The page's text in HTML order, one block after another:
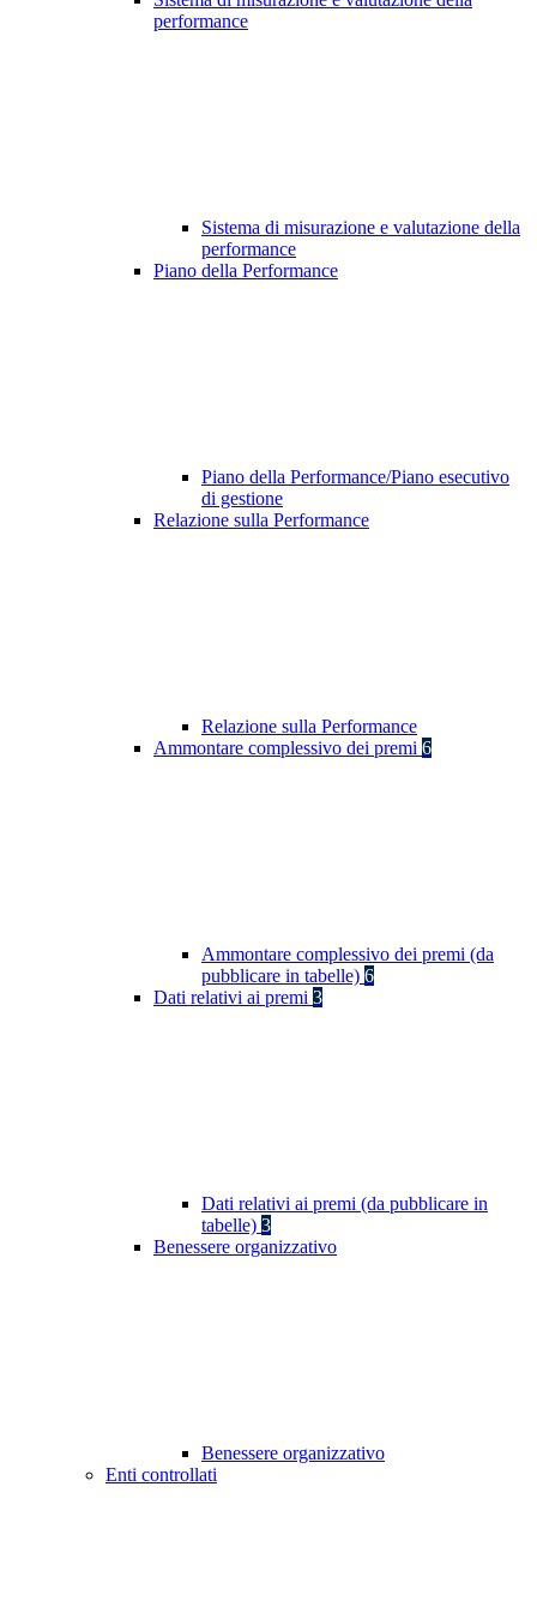
performance
Sistema di misurazione e valutazione della
performance
Piano della Performance
Piano della Performance/Piano esecutivo
di gestione
Relazione sulla Performance
Relazione sulla Performance
Ammontare complessivo dei premi 6
Ammontare complessivo dei premi (da
pubblicare in tabelle) 6
Dati relativi ai premi 3
Dati relativi ai premi (da pubblicare in
tabelle) 3
Benessere organizzativo
Benessere organizzativo
Enti controllati